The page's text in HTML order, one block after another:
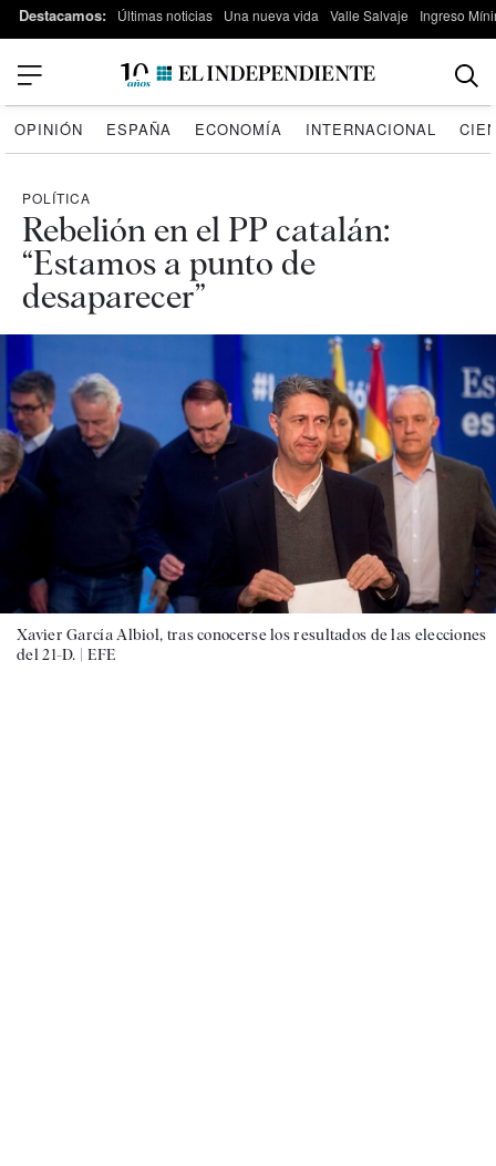
Destacamos: Últimas noticias Una nueva vida Valle Salvaje Ingreso
OPINIÓN ESPAÑA ECONOMÍA INTERNACIONAL
POLÍTICA
Rebelión en el PP catalán:
“Estamos a punto de
desaparecer”
Xavier García Albiol, tras conocerse los resultados de las elecciones
del 21-D. | EFE